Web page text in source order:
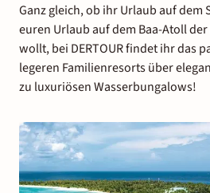
Ganz gleich, ob ihr Urlaub auf
euren Urlaub auf dem Baa-Atoll
wollt, bei DERTOUR findet ihr das
legeren Familienresorts über
zu luxuriösen Wasserbungalows!